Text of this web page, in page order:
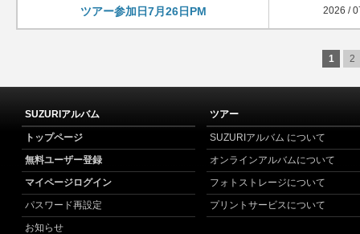
ツアー参加日7月26日PM 2026 /
1 2
SUZURIアルバム
トップページ
無料ユーザー登録
マイページログイン
パスワード再設定
お知らせ
ツアー
SUZURIアルバム について
オンラインアルバムについて
フォトストレージについて
プリントサービスについて